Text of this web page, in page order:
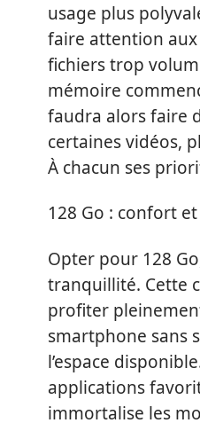
usage plus
faire attention
fichiers trop
mémoire
faudra alors faire
certaines vidéos,
À chacun ses
128 Go : confort
Opter pour 128
tranquillité. Cette
profiter
smartphone sans
l’espace
applications
immortalise les